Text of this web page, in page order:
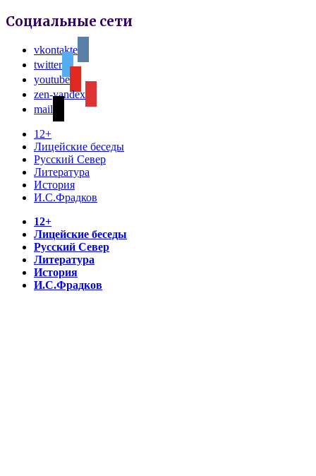
Социальные сети
vkontakte
twitter
youtube
zen-yandex
mail
12+
Лицейские беседы
Русский Север
Литература
История
И.С.Фрадков
12+
Лицейские беседы
Русский Север
Литература
История
И.С.Фрадков